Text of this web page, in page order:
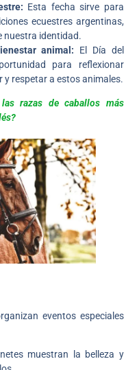
Esta fecha sirve para
ecuestres argentinas,
nuestra identidad.
animal: El Día del
para reflexionar
respetar a estos animales.
razas de caballos más
eventos especiales
muestran la belleza y